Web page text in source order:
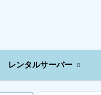
レンタルサーバー